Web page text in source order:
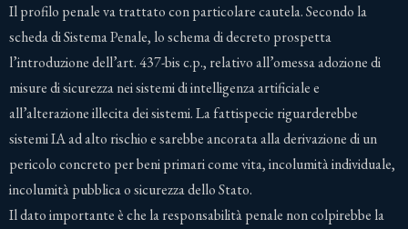
Il profilo penale va trattato con particolare cautela. Secondo la
scheda di Sistema Penale, lo schema di decreto prospetta
l’introduzione dell’art. 437-bis c.p., relativo all’omessa adozione di
misure di sicurezza nei sistemi di intelligenza artificiale e
all’alterazione illecita dei sistemi. La fattispecie riguarderebbe
sistemi IA ad alto rischio e sarebbe ancorata alla derivazione di un
pericolo concreto per beni primari come vita, incolumità individuale,
incolumità pubblica o sicurezza dello Stato.
Il dato importante è che la responsabilità penale non colpirebbe la